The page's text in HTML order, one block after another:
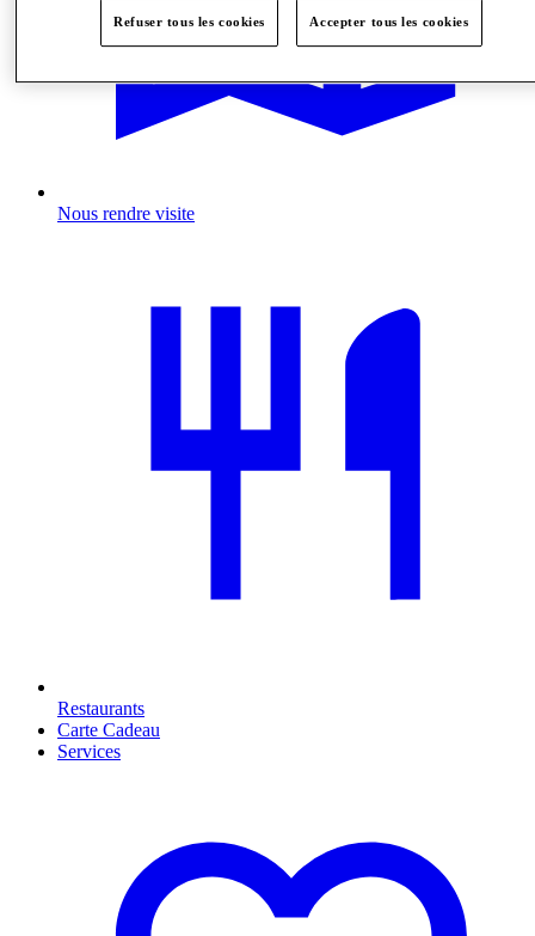
Nous rendre visite
Restaurants
Carte Cadeau
Services
Refuser tous les cookies Accepter tous les cookies